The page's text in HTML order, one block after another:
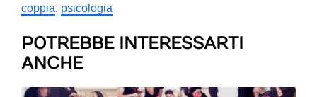
coppia, psicologia
POTREBBE INTERESSARTI
ANCHE